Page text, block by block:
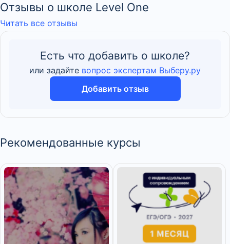
Отзывы о школе Level One
Читать все отзывы
Есть что добавить о школе?
или задайте вопрос экспертам Выберу.ру
Добавить отзыв
Рекомендованные курсы